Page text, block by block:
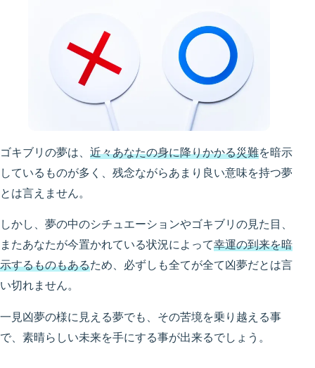
ゴキブリの夢は、 近々あなたの身に降りかかる災難を暗示
しているものが多く、残念ながらあまり良い意味を持つ夢
とは言えません。
しかし、夢の中のシチュエーションやゴキブリの見た目、
またあなたが今置かれている状況によって幸運の到来を暗
示するものもあるため、必ずしも全てが全て凶夢だとは言
い切れません。
一見凶夢の様に見える夢でも、その苦境を乗り越える事
で、素晴らしい未来を手にする事が出来るでしょう。